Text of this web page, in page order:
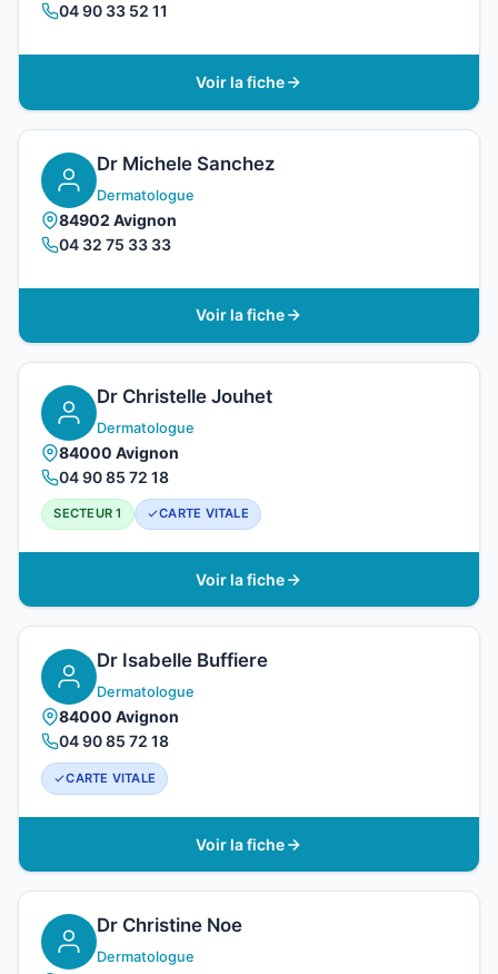
04 90 33 52 11
Voir la fiche
Dr Michele Sanchez
Dermatologue
84902 Avignon
04 32 75 33 33
Voir la fiche
Dr Christelle Jouhet
Dermatologue
84000 Avignon
04 90 85 72 18
SECTEUR 1 CARTE VITALE
Voir la fiche
Dr Isabelle Buffiere
Dermatologue
84000 Avignon
04 90 85 72 18
CARTE VITALE
Voir la fiche
Dr Christine Noe
Dermatologue